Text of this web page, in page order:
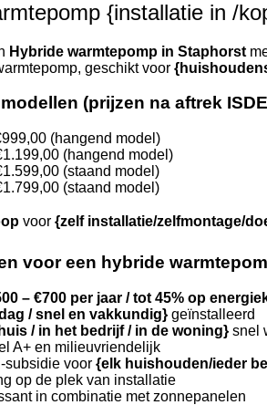
{installatie in /
Hybride warmtepomp in Staphorst
geschikt voor
(prijzen na aftrek
(hangend model)
(hangend model)
(staand model)
(staand model)
voor {zelf installatie/zelfmontage/
voor een hybride
– €700 per jaar / tot 45% op
/ snel en vakkundig} geïnstalleerd
/ in het bedrijf / in de woning} snel
A+ en milieuvriendelijk
subsidie voor {elk huishouden/ieder
op de plek van installatie
in combinatie met zonnepanelen